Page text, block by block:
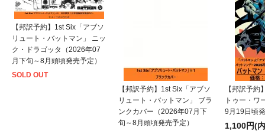
【邦訳予約】1st Six「アブソ
リュート・バットマン」 ニッ
ク・ドラゴッタ（2026年07
月下旬～8月頭頃発売予定）
SOLD OUT
【邦訳予約】1st Six「アブソ
リュート・バットマン」 ブラ
ンクカバー（2026年07月下
旬～8月頭頃発売予定）
【邦訳予約
トゥー・ワ
9月19日頃
1,100円(